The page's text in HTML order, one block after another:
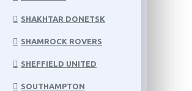
SHAKHTAR DONETSK
SHAMROCK ROVERS
SHEFFIELD UNITED
SOUTHAMPTON